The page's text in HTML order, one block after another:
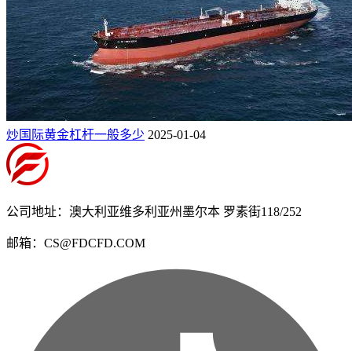
炒国际黄金杠杆一般多少 2025-01-04
公司地址：澳大利亚维多利亚州墨尔本 罗素街118/252
邮箱：CS@FDCFD.COM